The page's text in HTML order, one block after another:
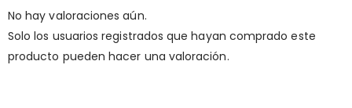
No hay valoraciones aún.
Solo los usuarios registrados que hayan comprado este
producto pueden hacer una valoración.